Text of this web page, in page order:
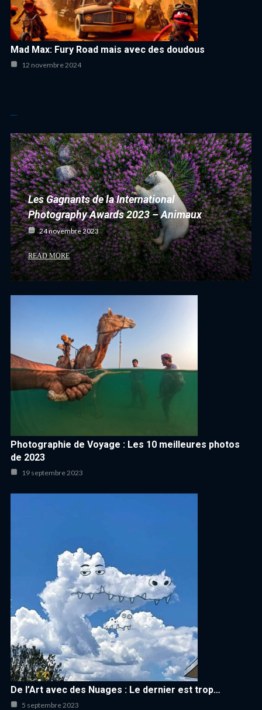
Mad Max: Fury Road mais avec des doudous
12 novembre 2024
Les Gagnants de la International
Photography Awards 2023 – Animaux
24 novembre 2023
READ MORE
Photographie de Voyage : Les 10 meilleures photos
de 2023
19 septembre 2023
De l’Art avec des Nuages : Le dernier est trop…
5 septembre 2023